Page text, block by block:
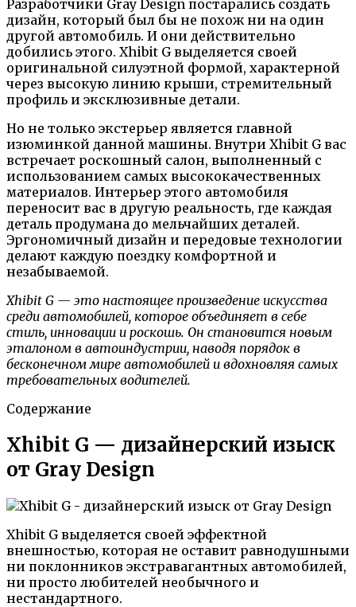
Разработчики Gray Design постарались создать
дизайн, который был бы не похож ни на один
другой автомобиль. И они действительно
добились этого. Xhibit G выделяется своей
оригинальной силуэтной формой, характерной
через высокую линию крыши, стремительный
профиль и эксклюзивные детали.
Но не только экстерьер является главной
изюминкой данной машины. Внутри Xhibit G вас
встречает роскошный салон, выполненный с
использованием самых высококачественных
материалов. Интерьер этого автомобиля
переносит вас в другую реальность, где каждая
деталь продумана до мельчайших деталей.
Эргономичный дизайн и передовые технологии
делают каждую поездку комфортной и
незабываемой.
Xhibit G — это настоящее произведение искусства
среди автомобилей, которое объединяет в себе
стиль, инновации и роскошь. Он становится новым
эталоном в автоиндустрии, наводя порядок в
бесконечном мире автомобилей и вдохновляя самых
требовательных водителей.
Содержание
Xhibit G — дизайнерский изыск
от Gray Design
Xhibit G выделяется своей эффектной
внешностью, которая не оставит равнодушными
ни поклонников экстравагантных автомобилей,
ни просто любителей необычного и
нестандартного.